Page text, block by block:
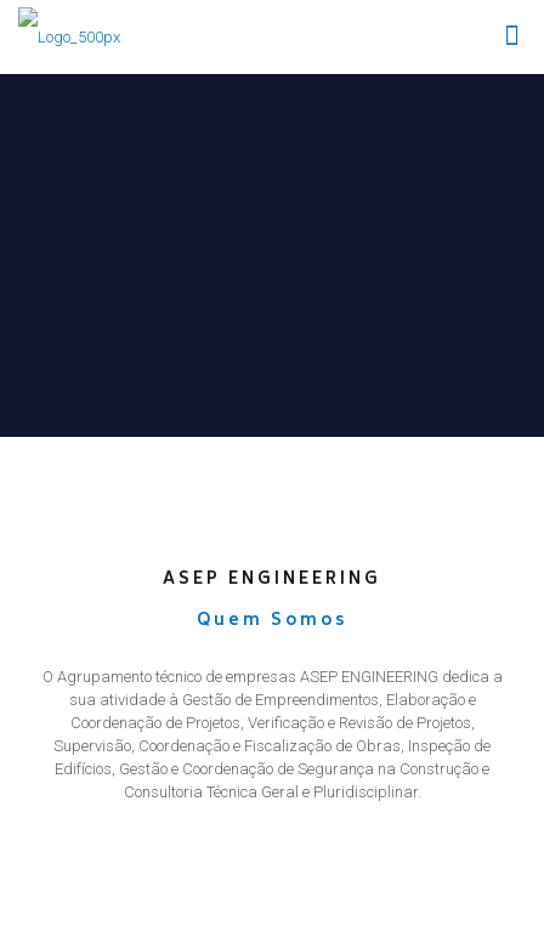
ASEP ENGINEERING
Quem Somos
O Agrupamento técnico de empresas ASEP ENGINEERING dedica a
sua atividade à Gestão de Empreendimentos, Elaboração e
Coordenação de Projetos, Verificação e Revisão de Projetos,
Supervisão, Coordenação e Fiscalização de Obras, Inspeção de
Edifícios, Gestão e Coordenação de Segurança na Construção e
Consultoria Técnica Geral e Pluridisciplinar.